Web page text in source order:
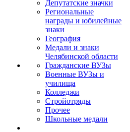
Депутатские значки
Региональные
награды и юбилейные
знаки
География
Медали и знаки
Челябинской области
Гражданские ВУЗы
Военные ВУЗы и
училища
Колледжи
Стройотряды
Прочее
Школьные медали